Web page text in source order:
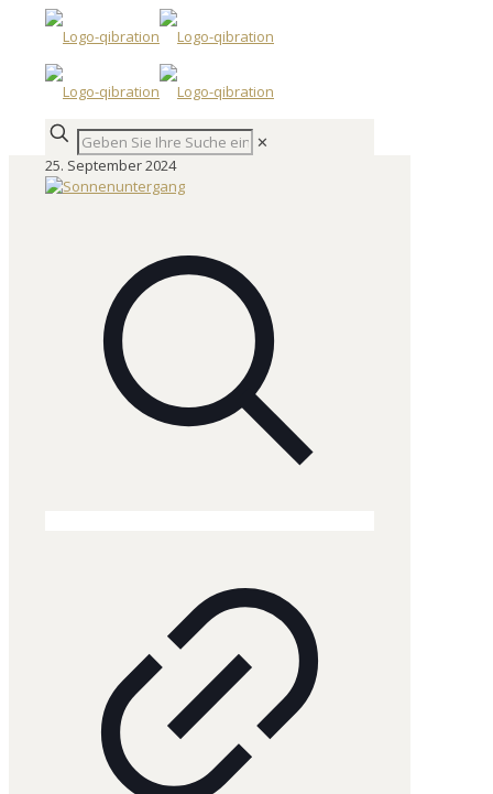
✕
25. September 2024